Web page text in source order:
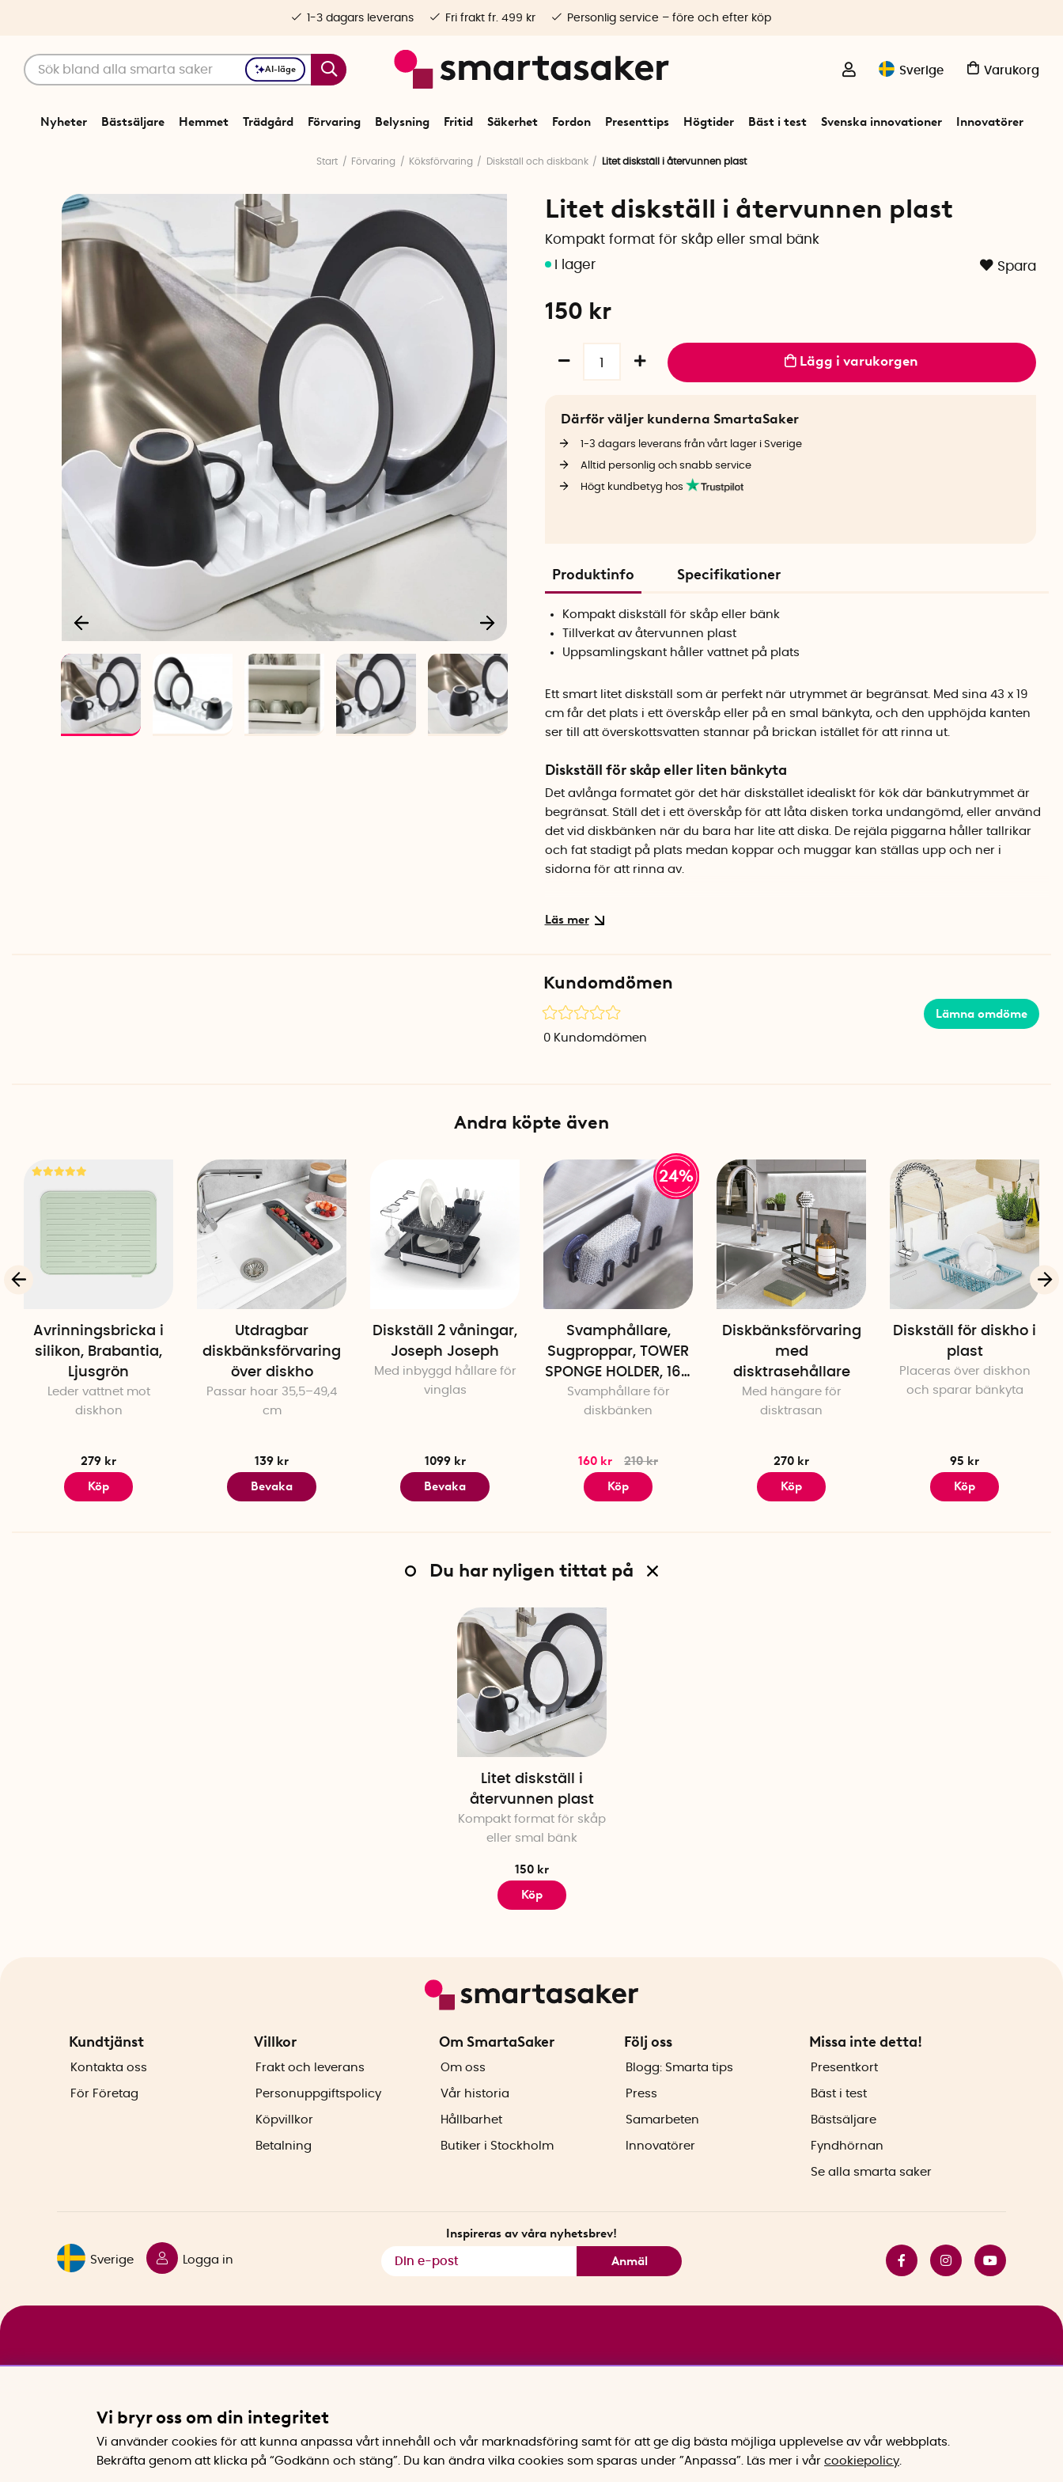
AI-läge Sverige Varukorg
Nyheter Bästsäljare Hemmet Trädgård Förvaring Belysning Fritid Säkerhet Fordon Presenttips Högtider Bäst i test Svenska innovationer Innovatörer
1-3 dagars leverans Fri frakt fr. 499 kr Personlig service – före och efter köp
Start Förvaring Köksförvaring Diskställ och diskbänk Litet diskställ i återvunnen plast
Litet diskställ i återvunnen plast
Kompakt format för skåp eller smal bänk
Spara
150 kr
Lägg i varukorgen
Därför väljer kunderna SmartaSaker
1-3 dagars leverans från vårt lager i Sverige
Alltid personlig och snabb service
Högt kundbetyg hos
Produktinfo Specifikationer
Kompakt diskställ för skåp eller bänk
Tillverkat av återvunnen plast
Uppsamlingskant håller vattnet på plats
Ett smart litet diskställ som är perfekt när utrymmet är begränsat. Med sina 43 x 19
cm får det plats i ett överskåp eller på en smal bänkyta, och den upphöjda kanten
ser till att överskottsvatten stannar på brickan istället för att rinna ut.
Diskställ för skåp eller liten bänkyta
Det avlånga formatet gör det här diskstället idealiskt för kök där bänkutrymmet är
begränsat. Ställ det i ett överskåp för att låta disken torka undangömd, eller använd
det vid diskbänken när du bara har lite att diska. De rejäla piggarna håller tallrikar
och fat stadigt på plats medan koppar och muggar kan ställas upp och ner i
sidorna för att rinna av.
Specifikationer
Mått: 43 x 19 x 7,6 cm
Material: Återvunnen polypropen
Kundomdömen
Lämna omdöme
0 Kundomdömen
Andra köpte även
Avrinningsbricka i
silikon, Brabantia,
Ljusgrön
Leder vattnet mot
diskhon
279 kr
Köp
Utdragbar
diskbänksförvaring
över diskho
Passar hoar 35,5–49,4
cm
139 kr
Bevaka
Diskställ 2 våningar,
Joseph Joseph
Med inbyggd hållare för
vinglas
1099 kr
Bevaka
24%
Svamphållare,
Sugproppar, TOWER
SPONGE HOLDER, 16 x
4 x H 5,5 cm,
Yamazaki
Svamphållare för
diskbänken
160 kr
210 kr
Köp
Diskbänksförvaring
med
disktrasehållare
Med hängare för
disktrasan
270 kr
Köp
Diskställ för diskho i
plast
Placeras över diskhon
och sparar bänkyta
95 kr
Köp
Du har nyligen tittat på
Litet diskställ i
återvunnen plast
Kompakt format för skåp
eller smal bänk
150 kr
Köp
Kundtjänst
Kontakta oss
För Företag
Villkor
Frakt och leverans
Personuppgiftspolicy
Köpvillkor
Betalning
Om SmartaSaker
Om oss
Vår historia
Hållbarhet
Butiker i Stockholm
Följ oss
Blogg: Smarta tips
Press
Samarbeten
Innovatörer
Missa inte detta!
Presentkort
Bäst i test
Bästsäljare
Fyndhörnan
Se alla smarta saker
Sverige Logga in
Inspireras av våra nyhetsbrev!
Anmäl
Vi bryr oss om din integritet
Vi använder cookies för att kunna anpassa vårt innehåll och vår marknadsföring samt för att ge dig bästa möjliga upplevelse av vår webbplats.
Bekräfta genom att klicka på “Godkänn och stäng”. Du kan ändra vilka cookies som sparas under ”Anpassa”.
Läs mer i vår cookiepolicy